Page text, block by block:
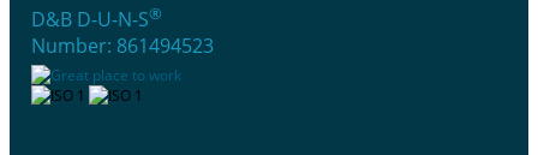
D&B D-U-N-S®
Number: 861494523